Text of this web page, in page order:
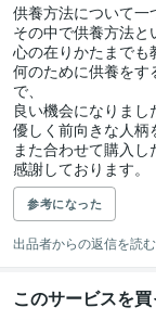
供養方法について一
その中で供養方法と
心の在りかたまでも
何のために供養を
で、
良い機会になりまし
優しく前向きな人柄
また合わせて購入し
参考になった
出品者からの返信を読む
このサービスを